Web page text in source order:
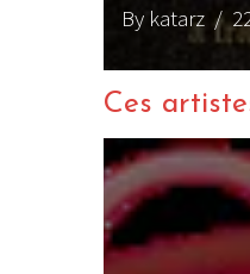
By katarz /
Ces